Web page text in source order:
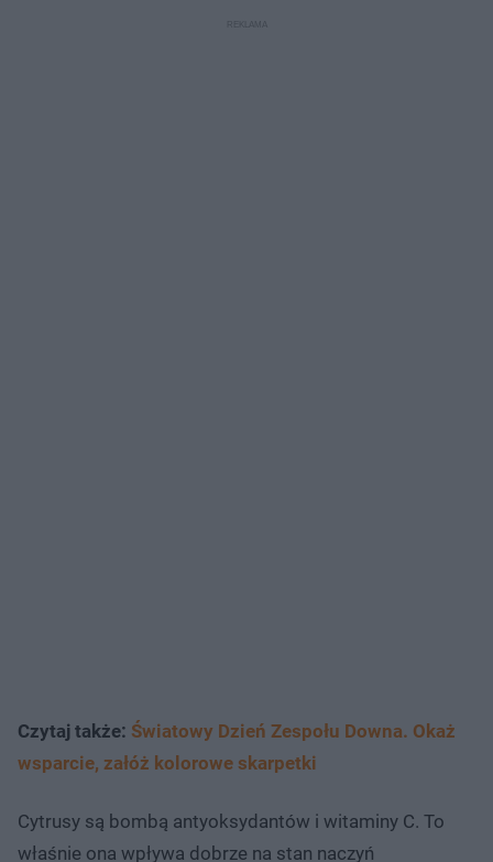
Czytaj także: Światowy Dzień Zespołu Downa. Okaż
wsparcie, załóż kolorowe skarpetki
Cytrusy są bombą antyoksydantów i witaminy C. To
właśnie ona wpływa dobrze na stan naczyń